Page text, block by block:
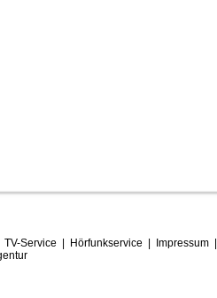
TV-Service Hörfunkservice Impressum|